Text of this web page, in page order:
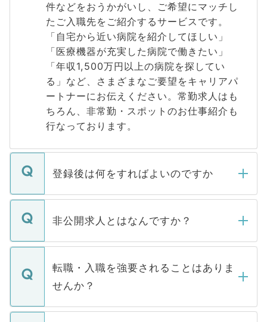
件などをおうかがいし、ご希望にマッチし
たご入職先をご紹介するサービスです。
「自宅から近い病院を紹介してほしい」
「医療機器が充実した病院で働きたい」
「年収1,500万円以上の病院を探してい
る」など、さまざまなご要望をキャリアパ
ートナーにお伝えください。常勤求人はも
ちろん、非常勤・スポットのお仕事紹介も
行なっております。
登録後は何をすればよいのですか
ご登録いただきましたら、弊社担当者がご
登録内容を確認し、その後メールもしくは
ます。通常、5営業日以内にはご連絡をせて
いただきますので、しばらくお待ちくださ
非公開求人とはなんですか？
マイナビDOCTORで取り扱っている求人の
うち約3割は、Webサイトからご覧いただ
けない「非公開求人」です。非公開求人は
下記の理由によって、一般には公開してい
ません。
転職・入職を強要されることはありま
せんか？
転職・入職を強要することは一切ありませ